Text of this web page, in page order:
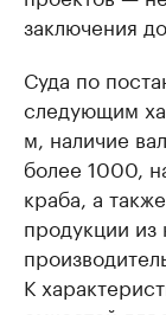
заключения
Суда по
следующим
м, наличие
более 1000,
краба, а
продукции
К